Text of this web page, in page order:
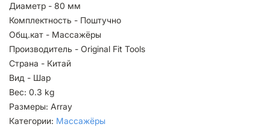
Диаметр - 80 мм
Комплектность - Поштучно
Общ.кат - Массажёры
Производитель - Original Fit Tools
Страна - Китай
Вид - Шар
Вес: 0.3 kg
Размеры: Array
Категории: Массажёры